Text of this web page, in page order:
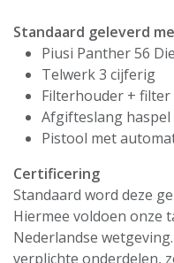
Standaard geleverd
Piusi Panther 56
Telwerk 3 cijferig
Filterhouder + filter
Afgifteslang haspel
Pistool met
Certificering
Standaard word deze
Hiermee voldoen onze
Nederlandse
verplichte onderdelen,